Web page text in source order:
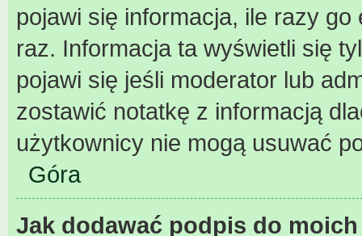
pojawi się informacja, ile razy go
raz. Informacja ta wyświetli się
pojawi się jeśli moderator lub
zostawić notatkę z informacją
użytkownicy nie mogą usuwać
Góra
Jak dodawać podpis do